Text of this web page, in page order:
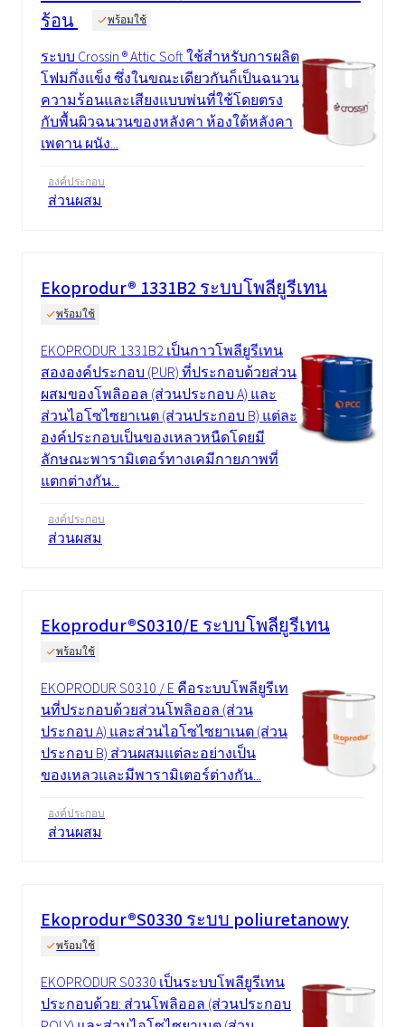
ร้อน
พร้อมใช้
ระบบ Crossin ® Attic Soft ใช้สำหรับการผลิต
โฟมกึ่งแข็ง ซึ่งในขณะเดียวกันก็เป็นฉนวน
ความร้อนและเสียงแบบพ่นที่ใช้โดยตรง
กับพื้นผิวฉนวนของหลังคา ห้องใต้หลังคา
เพดาน ผนัง...
องค์ประกอบ
ส่วนผสม
Ekoprodur® 1331B2 ระบบโพลียูรีเทน
พร้อมใช้
EKOPRODUR 1331B2 เป็นกาวโพลียูรีเทน
สององค์ประกอบ (PUR) ที่ประกอบด้วยส่วน
ผสมของโพลิออล (ส่วนประกอบ A) และ
ส่วนไอโซไซยาเนต (ส่วนประกอบ B) แต่ละ
องค์ประกอบเป็นของเหลวหนืดโดยมี
ลักษณะพารามิเตอร์ทางเคมีกายภาพที่
แตกต่างกัน...
องค์ประกอบ
ส่วนผสม
Ekoprodur®S0310/E ระบบโพลียูรีเทน
พร้อมใช้
EKOPRODUR S0310 / E คือระบบโพลียูรีเท
นที่ประกอบด้วยส่วนโพลิออล (ส่วน
ประกอบ A) และส่วนไอโซไซยาเนต (ส่วน
ประกอบ B) ส่วนผสมแต่ละอย่างเป็น
ของเหลวและมีพารามิเตอร์ต่างกัน...
องค์ประกอบ
ส่วนผสม
Ekoprodur®S0330 ระบบ poliuretanowy
พร้อมใช้
EKOPRODUR S0330 เป็นระบบโพลียูรีเทน
ประกอบด้วย: ส่วนโพลิออล (ส่วนประกอบ